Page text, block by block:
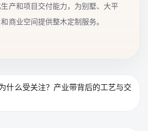
产和项目交付能力，为别墅、大平
商业空间提供整木定制服务。